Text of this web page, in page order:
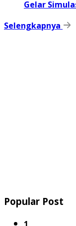
Gelar
Selengkapnya
Popular Post